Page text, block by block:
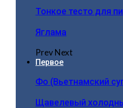
Тонкое тесто для
Яглама
PrevNext
Первое
Фо (Вьетнамский
Щавелевый